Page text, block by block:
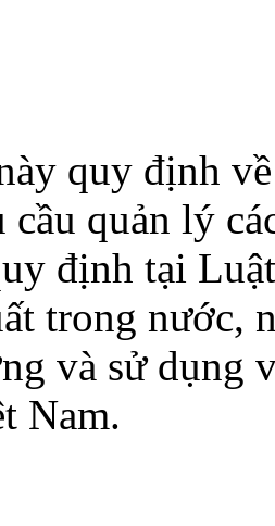
quy định
cầu quản lý
định tại
trong nước,
và sử dụng
Nam.